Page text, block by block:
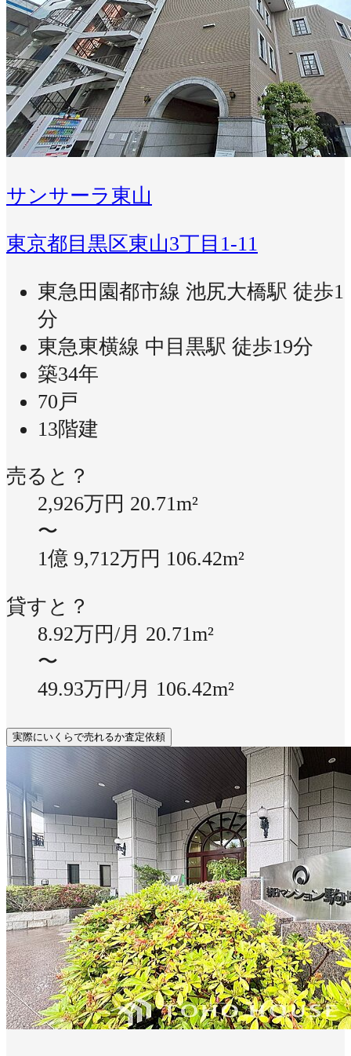
サンサーラ東山
東京都目黒区東山3丁目1-11
東急田園都市線 池尻大橋駅 徒歩1
分
東急東横線 中目黒駅 徒歩19分
築34年
70戸
13階建
売ると？
2,926万円 20.71m²
〜
1億 9,712万円 106.42m²
貸すと？
8.92万円/月 20.71m²
〜
49.93万円/月 106.42m²
実際にいくらで売れるか査定依頼